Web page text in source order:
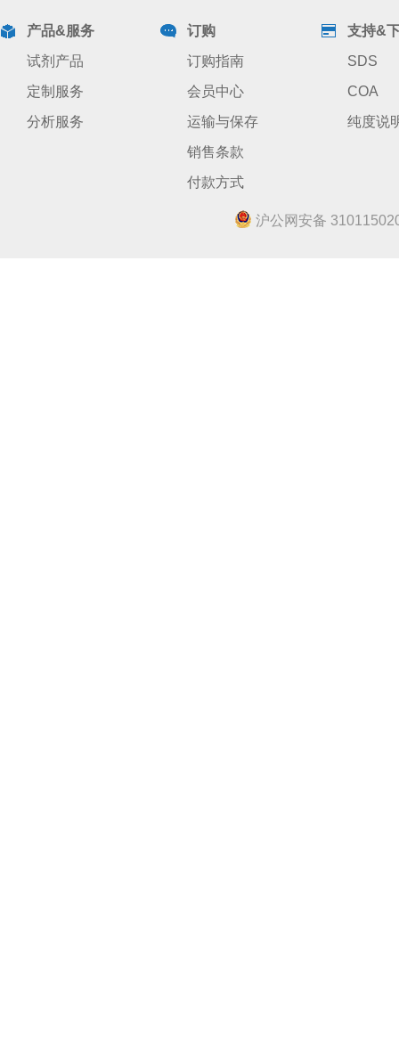
产品&服务
试剂产品
定制服务
分析服务
订购
订购指南
会员中心
运输与保存
销售条款
付款方式
支持&
SDS
COA
纯度说
沪公网安备